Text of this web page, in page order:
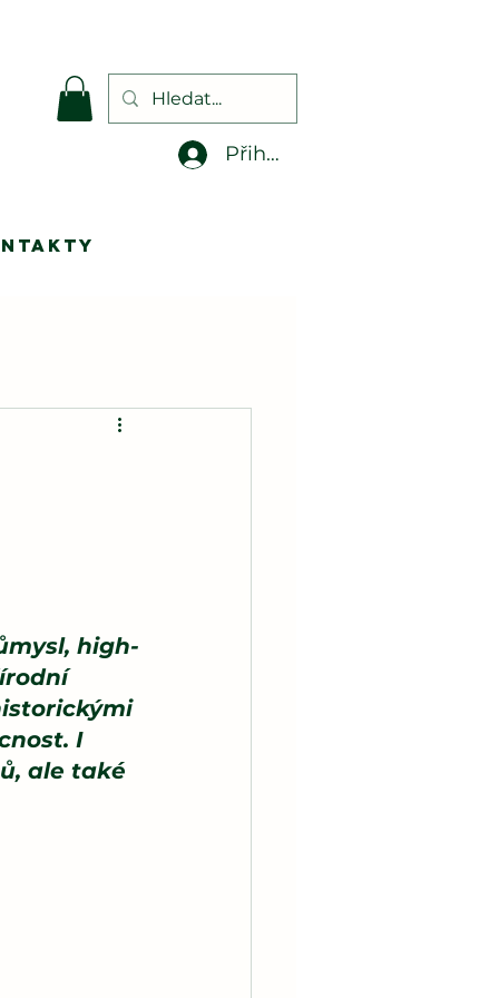
Přihlásit se
high-
I
ale také